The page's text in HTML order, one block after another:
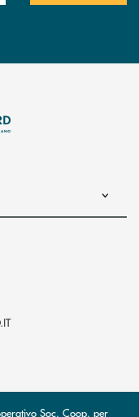
di posta elettronica)
(si apre l’app di posta
Soc. Coop. per